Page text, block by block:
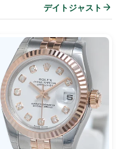
デイトジャスト